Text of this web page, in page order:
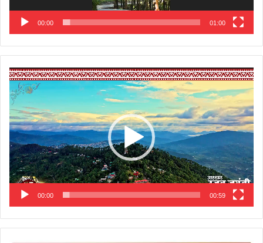
00:00 01:00
Video
Player
00:00 00:59